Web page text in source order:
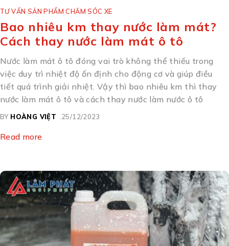
TƯ VẤN SẢN PHẨM CHĂM SÓC XE
Bao nhiêu km thay nước làm mát?
Cách thay nước làm mát ô tô
Nước làm mát ô tô đóng vai trò không thể thiếu trong
việc duy trì nhiệt độ ổn định cho động cơ và giúp điều
tiết quá trình giải nhiệt. Vậy thì bao nhiêu km thì thay
nước làm mát ô tô và cách thay nước làm nước ô tô
BY HOÀNG VIỆT 25/12/2023
Read more